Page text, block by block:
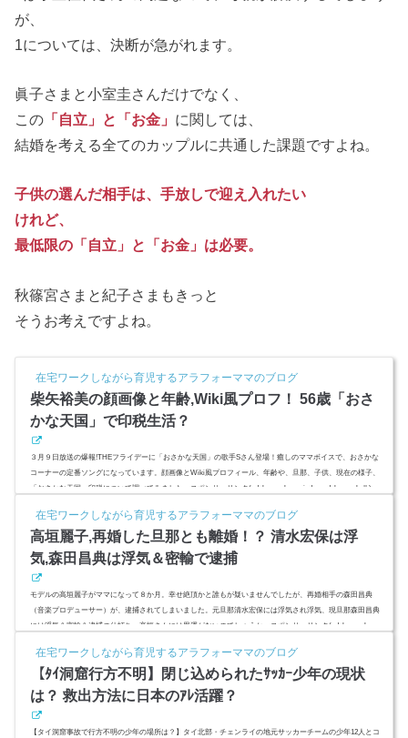
が、
1については、決断が急がれます。
眞子さまと小室圭さんだけでなく、
この 「自立」と「お金」 に関しては、
結婚を考える全てのカップルに共通した課題ですよね。
子供の選んだ相手は、手放しで迎え入れたい
けれど、
最低限の「自立」と「お金」は必要。
秋篠宮さまと紀子さまもきっと
そうお考えですよね。
在宅ワークしながら育児するアラフォーママのブログ
柴矢裕美の顔画像と年齢,Wiki風プロフ！ 56歳「おさ
かな天国」で印税生活？
３月９日放送の爆報!THEフライデーに「おさかな天国」の歌手Sさん登場！癒しのママボイスで、おさかな
コーナーの定番ソングになっています。顔画像とWiki風プロフィール、年齢や、旦那、子供、現在の様子、
「おさかな天国」印税について調べてみました。スポンサーリンク(adsbygoogle = window.adsbygoogle || ).pus
～♪」「あたま、あたま、あたまが良くなる～♪」っていう歌、一度は誰でも聞いたことありますよね。わた
しの家のス...
在宅ワークしながら育児するアラフォーママのブログ
高垣麗子,再婚した旦那とも離婚！？ 清水宏保は浮
気,森田昌典は浮気＆密輸で逮捕
モデルの高垣麗子がママになって８か月。幸せ絶頂かと誰もが疑いませんでしたが、再婚相手の森田昌典
（音楽プロデューサー）が、逮捕されてしまいました。元旦那清水宏保には浮気され浮気、現旦那森田昌典
には浮気＆密輸＆逮捕の仕打ち。高垣さんには男運がないのでしょうか。スポンサーリンク(adsbygoogle = w
17モデルの高垣麗子の夫で音楽プロデューサーの森田昌典容疑者が８日までに警視庁に関税法違反の疑いな
どで逮...
在宅ワークしながら育児するアラフォーママのブログ
【ﾀｲ洞窟行方不明】閉じ込められたｻｯｶｰ少年の現状
は？ 救出方法に日本のｱﾚ活躍？
【タイ洞窟事故で行方不明の少年の場所は？】タイ北部・チェンライの地元サッカーチームの少年12人とコ